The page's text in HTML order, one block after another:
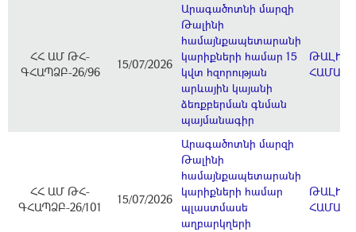
ՀՀ ԱՄ ԹՀ-
ԳՀԱՊՁԲ-26/96
15/07/2026
Արագածոտնի մարզի
Թալինի
համայնքապետարանի
կարիքների համար 15
կվտ հզորության
արևային կայանի
ձեռքբերման գնման
պայմանագիր
ՀՀ ԱՄ ԹՀ-
ԳՀԱՊՁԲ-26/101
15/07/2026
Արագածոտնի մարզի
Թալինի
համայնքապետարանի
կարիքների համար
պլաստմասե
աղբարկղերի